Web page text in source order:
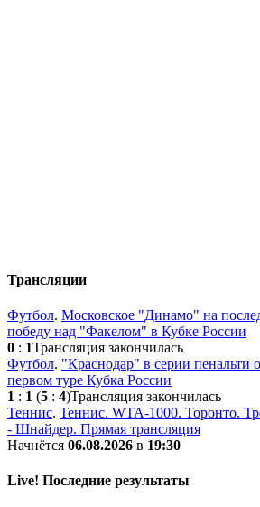
Трансляции
Футбол. Московское "Динамо" на
победу над "Факелом" в Кубке России
0 : 1Трансляция закончилась
Футбол. "Краснодар" в серии пенальти
первом туре Кубка России
1 : 1 (5 : 4)Трансляция закончилась
Теннис. Теннис. WTA-1000. Торонто.
- Шнайдер. Прямая трансляция
Начнётся 06.08.2026 в 19:30
Live! Последние результаты